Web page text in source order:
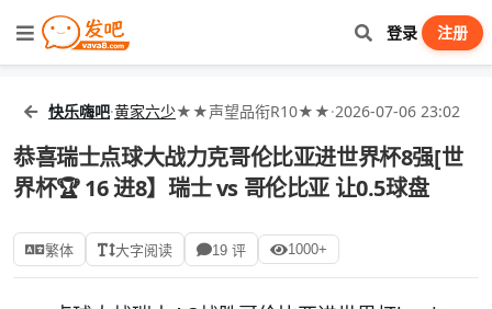
登录 注册
快乐嗨吧·黄家六少★★声望品衔R10★★·2026-07-06 23:02
恭喜瑞士点球大战力克哥伦比亚进世界杯8强[世
界杯🏆 16 进8】瑞士 vs 哥伦比亚 让0.5球盘
繁体 大字阅读 19 评 1000+